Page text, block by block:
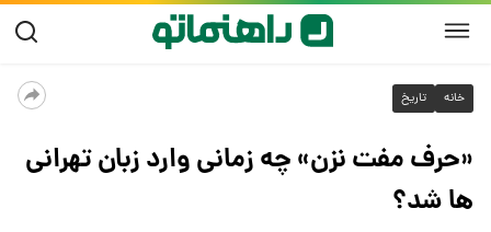
خانه تاریخ
«حرف مفت نزن» چه زمانی وارد زبان تهرانی
ها شد؟